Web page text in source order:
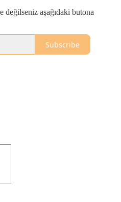
değilseniz aşağıdaki butona
Subscribe